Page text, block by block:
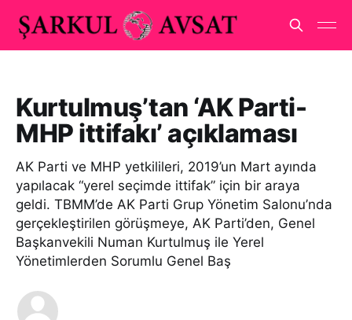
Kurtulmuş’tan ‘AK Parti-
MHP ittifakı’ açıklaması
AK Parti ve MHP yetkilileri, 2019’un Mart ayında
yapılacak “yerel seçimde ittifak” için bir araya
geldi. TBMM’de AK Parti Grup Yönetim Salonu’nda
gerçekleştirilen görüşmeye, AK Parti’den, Genel
Başkanvekili Numan Kurtulmuş ile Yerel
Yönetimlerden Sorumlu Genel Baş